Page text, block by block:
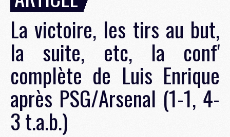
La victoire, les tirs au but,
la suite, etc, la conf'
complète de Luis Enrique
après PSG/Arsenal (1-1, 4-
3 t.a.b.)